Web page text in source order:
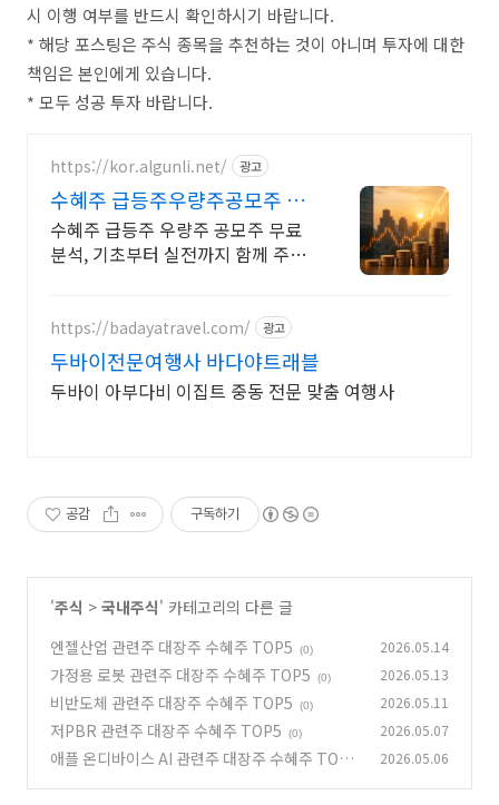
시 이행 여부를 반드시 확인하시기 바랍니다.
* 해당 포스팅은 주식 종목을 추천하는 것이 아니며 투자에 대한
책임은 본인에게 있습니다.
* 모두 성공 투자 바랍니다.
https://kor.algunli.net/ 광고
수혜주 급등주우량주공모주 추
우량주 무료 공유
수혜주 급등주 우량주 공모주 무료
분석, 기초부터 실전까지 함께 주식
https://badayatravel.com/ 광고
두바이전문여행사 바다야트래블
두바이 아부다비 이집트 중동 전문 맞춤 여행사
공감 구독하기
'주식 > 국내주식' 카테고리의 다른 글
엔젤산업 관련주 대장주 수혜주 TOP5
(0) 2026.05.14
가정용 로봇 관련주 대장주 수혜주 TOP5 (0) 2026.05.13
비반도체 관련주 대장주 수혜주 TOP5 (0) 2026.05.11
저PBR 관련주 대장주 수혜주 TOP5 (0) 2026.05.07
애플 온디바이스 AI 관련주 대장주 수혜주 TOP5 2026.05.06